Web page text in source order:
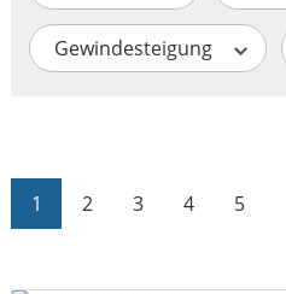
Gewindesteigung
Seite
1 Seite
2 Seite
3 Seite
4 Seite
5